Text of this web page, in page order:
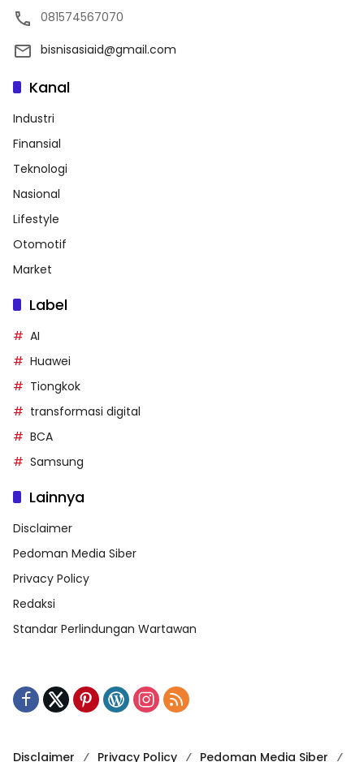
081574567070
bisnisasiaid@gmail.com
Kanal
Industri
Finansial
Teknologi
Nasional
Lifestyle
Otomotif
Market
Label
AI
Huawei
Tiongkok
transformasi digital
BCA
Samsung
Lainnya
Disclaimer
Pedoman Media Siber
Privacy Policy
Redaksi
Standar Perlindungan Wartawan
Disclaimer Privacy Policy Pedoman Media Siber